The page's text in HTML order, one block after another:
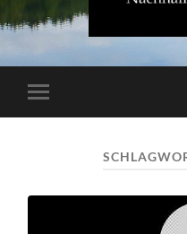
Mobile-
Menü